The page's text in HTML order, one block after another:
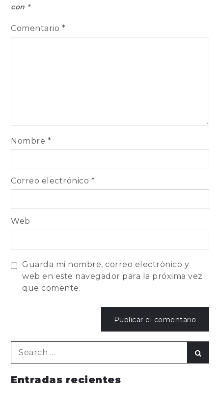
con *
Comentario *
Nombre *
Correo electrónico *
Web
Guarda mi nombre, correo electrónico y
web en este navegador para la próxima vez
que comente.
for:
Entradas recientes